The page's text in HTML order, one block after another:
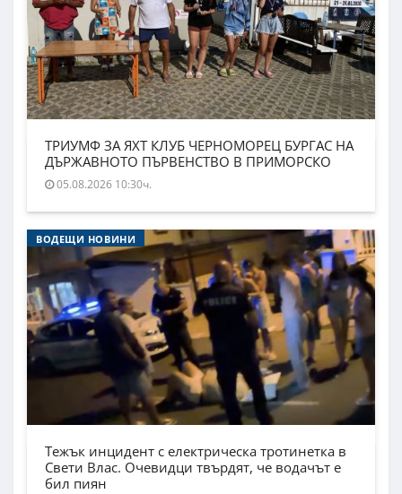
ТРИУМФ ЗА ЯХТ КЛУБ ЧЕРНОМОРЕЦ БУРГАС НА
ДЪРЖАВНОТО ПЪРВЕНСТВО В ПРИМОРСКО
05.08.2026 10:30ч.
ВОДЕЩИ НОВИНИ
Тежък инцидент с електрическа тротинетка в
Свети Влас. Очевидци твърдят, че водачът е
бил пиян